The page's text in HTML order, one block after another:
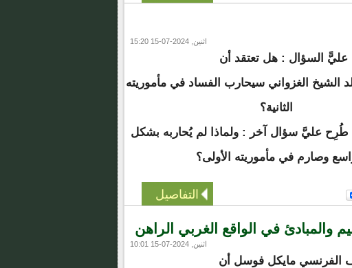
اثنين, 2024-07-15 15:20
عليًّ السؤال : هل تعتقد أن
الشيخ الغزواني سيحارب الفساد في مأموريته
الثانية؟
طُرِح عليَّ سؤال آخر : ولماذا لم يُحاربه بشكل
وصارم في مأموريته الأولى؟
التفاصيل
والمبادئ في الواقع الغربي الراهن
اثنين, 2024-07-15 10:01
الفرنسي مايكل فوسل أن